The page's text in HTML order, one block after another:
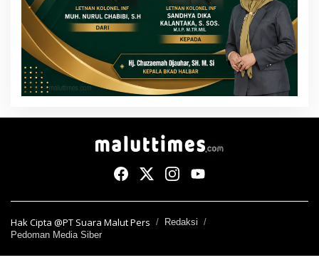
Hak Cipta @PT Suara Malut Pers
Redaksi
Pedoman Media Siber